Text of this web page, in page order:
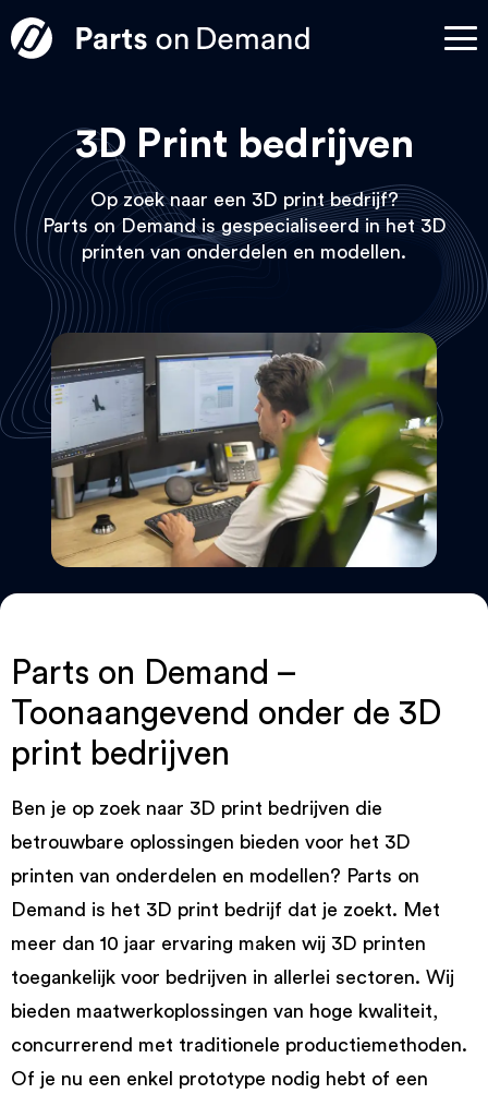
3D Print bedrijven
Op zoek naar een 3D print bedrijf?
Parts on Demand is gespecialiseerd in het 3D
printen van onderdelen en modellen.
Parts on Demand –
Toonaangevend onder de 3D
print bedrijven
Ben je op zoek naar 3D print bedrijven die
betrouwbare oplossingen bieden voor het 3D
printen van onderdelen en modellen? Parts on
Demand is het 3D print bedrijf dat je zoekt. Met
meer dan 10 jaar ervaring maken wij 3D printen
toegankelijk voor bedrijven in allerlei sectoren. Wij
bieden maatwerkoplossingen van hoge kwaliteit,
concurrerend met traditionele productiemethoden.
Of je nu een enkel prototype nodig hebt of een